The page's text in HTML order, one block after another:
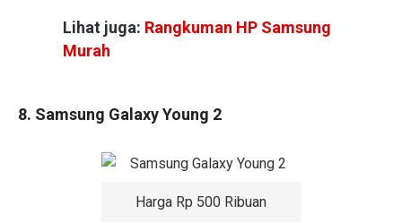
Lihat juga: Rangkuman HP Samsung
Murah
8. Samsung Galaxy Young 2
Harga Rp 500 Ribuan